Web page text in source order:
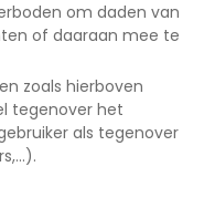
om daden van
of daaraan mee te
zoals hierboven
tegenover het
als tegenover